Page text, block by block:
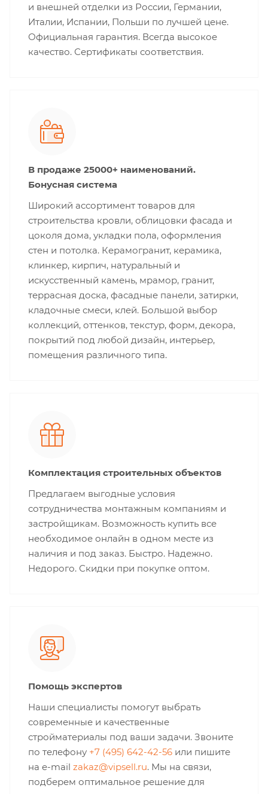
и внешней отделки из России, Германии,
Италии, Испании, Польши по лучшей цене.
Официальная гарантия. Всегда высокое
качество. Сертификаты соответствия.
В продаже 25000+ наименований.
Бонусная система
Широкий ассортимент товаров для
строительства кровли, облицовки фасада и
цоколя дома, укладки пола, оформления
стен и потолка. Керамогранит, керамика,
клинкер, кирпич, натуральный и
искусственный камень, мрамор, гранит,
террасная доска, фасадные панели, затирки,
кладочные смеси, клей. Большой выбор
коллекций, оттенков, текстур, форм, декора,
покрытий под любой дизайн, интерьер,
помещения различного типа.
Комплектация строительных объектов
Предлагаем выгодные условия
сотрудничества монтажным компаниям и
застройщикам. Возможность купить все
необходимое онлайн в одном месте из
наличия и под заказ. Быстро. Надежно.
Недорого. Скидки при покупке оптом.
Помощь экспертов
Наши специалисты помогут выбрать
современные и качественные
стройматериалы под ваши задачи. Звоните
по телефону +7 (495) 642-42-56 или пишите
на e-mail zakaz@vipsell.ru. Мы на связи,
подберем оптимальное решение для